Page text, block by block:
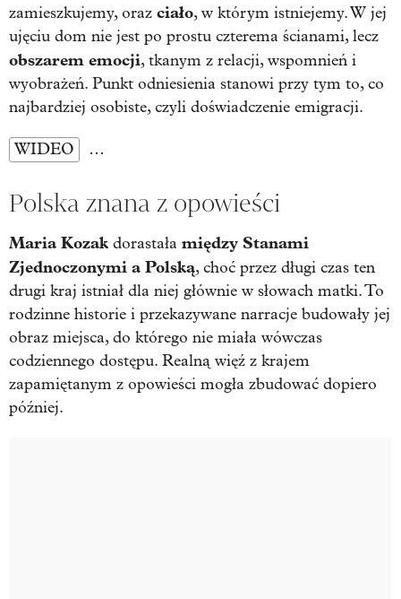
zamieszkujemy, oraz ciało, w którym istniejemy. W jej
ujęciu dom nie jest po prostu czterema ścianami, lecz
obszarem emocji, tkanym z relacji, wspomnień i
wyobrażeń. Punkt odniesienia stanowi przy tym to, co
najbardziej osobiste, czyli doświadczenie emigracji.
WIDEO …
Polska znana z opowieści
Maria Kozak dorastała między Stanami
Zjednoczonymi a Polską, choć przez długi czas ten
drugi kraj istniał dla niej głównie w słowach matki. To
rodzinne historie i przekazywane narracje budowały jej
obraz miejsca, do którego nie miała wówczas
codziennego dostępu. Realną więź z krajem
zapamiętanym z opowieści mogła zbudować dopiero
później.